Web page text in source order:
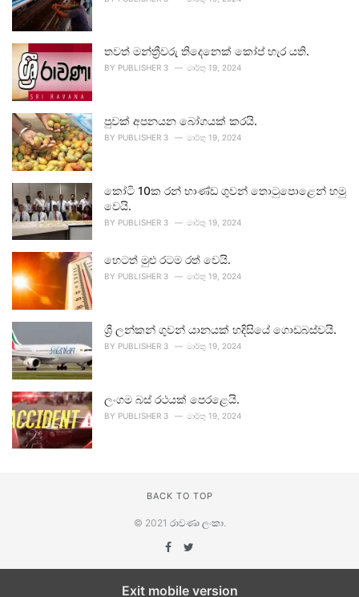
තවත් මන්ත්‍රීවරු තිදෙනෙක් කෝප් හැර යති.
BY PUBLISHER 3 මාර්තු 19, 2024
පුවක් අපනයන බෝගයක් කරයි.
BY PUBLISHER 3 මාර්තු 19, 2024
කෝටි 10ක රන් භාණ්ඩ ගුවන් තොටුපොළෙන් හමු
වෙයි.
BY PUBLISHER 3 මාර්තු 19, 2024
හෙටත් මුළු රටම රත් වෙයි.
BY PUBLISHER 3 මාර්තු 19, 2024
ශ්‍රී ලන්කන් ගුවන් යානයක් හදිසියේ ගොඩබස්වයි.
BY PUBLISHER 3 මාර්තු 19, 2024
ලංගම බස් රථයක් පෙරළෙයි.
BY PUBLISHER 3 මාර්තු 19, 2024
BACK TO TOP
© 2021 රාවණා ලංකා.
Exit mobile version